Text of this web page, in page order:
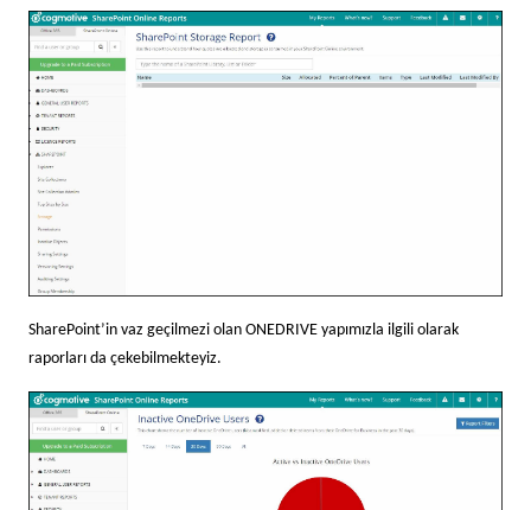
SharePoint’in vaz geçilmezi olan ONEDRIVE yapımızla ilgili olarak
raporları da çekebilmekteyiz.